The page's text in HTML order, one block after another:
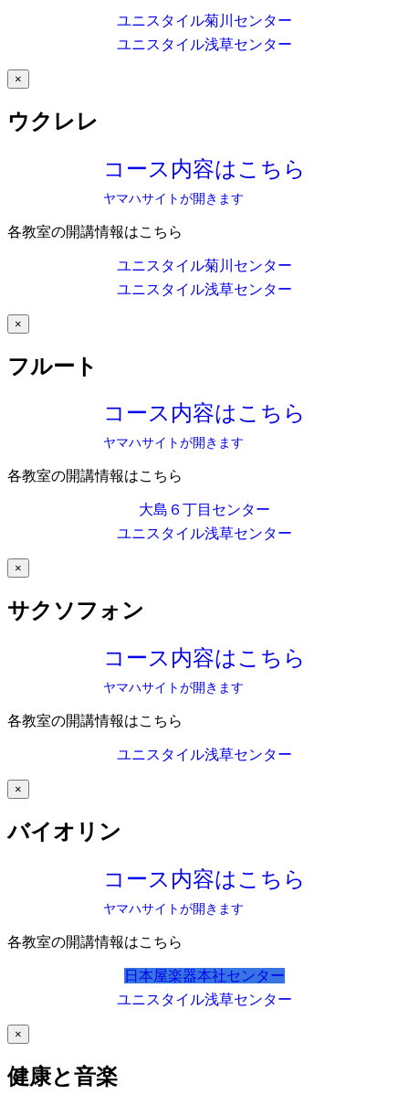
ユニスタイル菊川センター
ユニスタイル浅草センター
×
ウクレレ
コース内容はこちら
ヤマハサイトが開きます
各教室の開講情報はこちら
ユニスタイル菊川センター
ユニスタイル浅草センター
×
フルート
コース内容はこちら
ヤマハサイトが開きます
各教室の開講情報はこちら
大島６丁目センター
ユニスタイル浅草センター
×
サクソフォン
コース内容はこちら
ヤマハサイトが開きます
各教室の開講情報はこちら
ユニスタイル浅草センター
×
バイオリン
コース内容はこちら
ヤマハサイトが開きます
各教室の開講情報はこちら
日本屋楽器本社センター
ユニスタイル浅草センター
×
健康と音楽